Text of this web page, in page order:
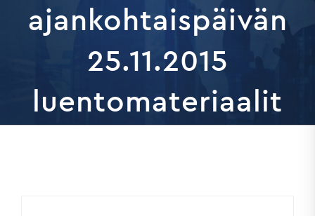
ajankohtaispäivän
25.11.2015
luentomateriaalit